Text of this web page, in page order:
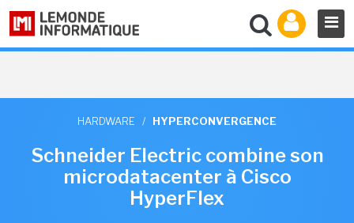
HARDWARE / HYPERCONVERGENCE
Schneider Electric combine son
microdatacenter à Cisco
HyperFlex